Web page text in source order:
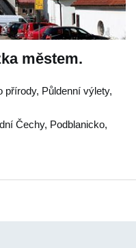
městem.
přírody, Půldenní výlety,
Čechy, Podblanicko,